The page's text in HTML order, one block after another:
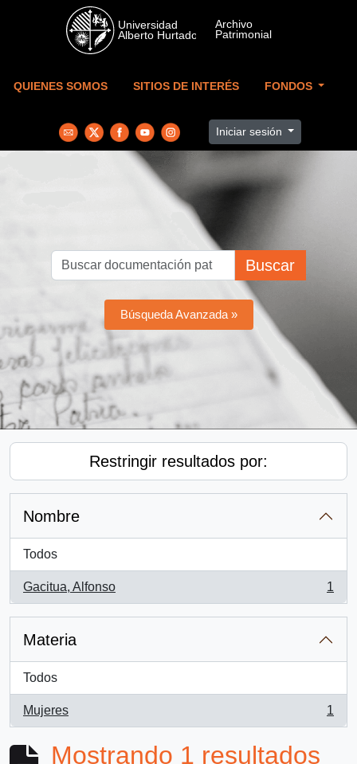
Skip to main content
QUIENES SOMOS SITIOS DE INTERÉS FONDOS
Iniciar sesión
Buscar
Búsqueda Avanzada »
Restringir resultados por:
Nombre
Todos
Gacitua, Alfonso
, 1 resultados
1
Materia
Todos
Mujeres
, 1 resultados
1
Mostrando 1 resultados